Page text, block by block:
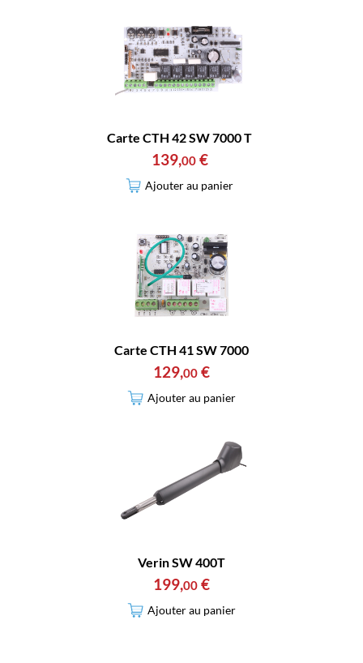
Carte CTH 42 SW 7000 T
139,00 €
Ajouter au panier
Carte CTH 41 SW 7000
129,00 €
Ajouter au panier
Verin SW 400T
199,00 €
Ajouter au panier